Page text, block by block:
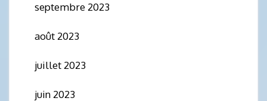
septembre 2023
août 2023
juillet 2023
juin 2023